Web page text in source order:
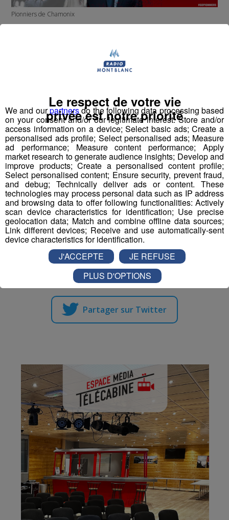
Pionniers de Chamonix
Pionniers de Chamonix la saison prochaine.
pour la première fois de son histoire à un duo de coach.
Marc Lefebvre sera le coach principal. Il sera assisté par
Scott Jacklin.
"Cette évolution très importante aux yeux des dirigeants
chamoniards devrait permettre à la structure de
progresser et de se professionnaliser encore davantage
dans un championnat chaque année plus disputé" s'est
félicitée la direction du club dans un communiqué.
Partager sur Facebook
Partager sur Twitter
We and ourpartnersdo the following data processing based
on your consent and/or our legitimate interest: Store and/or
access information on a device; Select basic ads; Create a
personalised ads profile; Select personalised ads; Measure
ad performance; Measure content performance; Apply
market research to generate audience insights; Develop and
improve products; Create a personalised content profile;
Select personalised content; Ensure security, prevent fraud,
and debug; Technically deliver ads or content. These
technologies may process personal data such as IP address
and browsing data to offer following functionalities: Actively
scan device characteristics for identification; Use precise
geolocation data; Match and combine offline data sources;
Link different devices; Receive and use automatically-sent
device characteristics for identification.
Le respect de votre vie
privée est notre priorité
J'ACCEPTE
JE REFUSE
PLUS D'OPTIONS